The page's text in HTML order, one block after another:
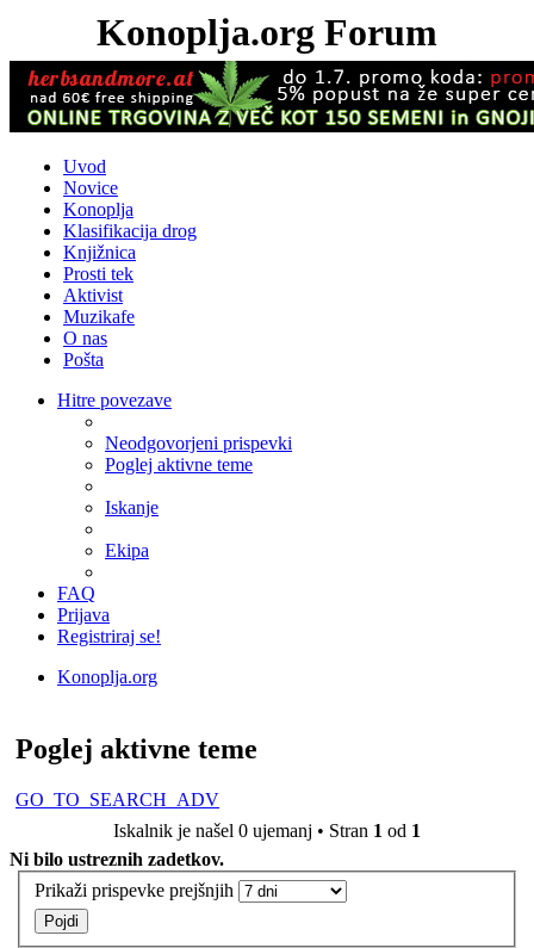
Konoplja.org Forum
Uvod
Novice
Konoplja
Klasifikacija drog
Knjižnica
Prosti tek
Aktivist
Muzikafe
O nas
Pošta
Hitre povezave
Neodgovorjeni prispevki
Poglej aktivne teme
Iskanje
Ekipa
FAQ
Prijava
Registriraj se!
Konoplja.org
Poglej aktivne teme
GO_TO_SEARCH_ADV
Iskalnik je našel 0 ujemanj • Stran 1 od 1
Ni bilo ustreznih zadetkov.
Prikaži prispevke prejšnjih